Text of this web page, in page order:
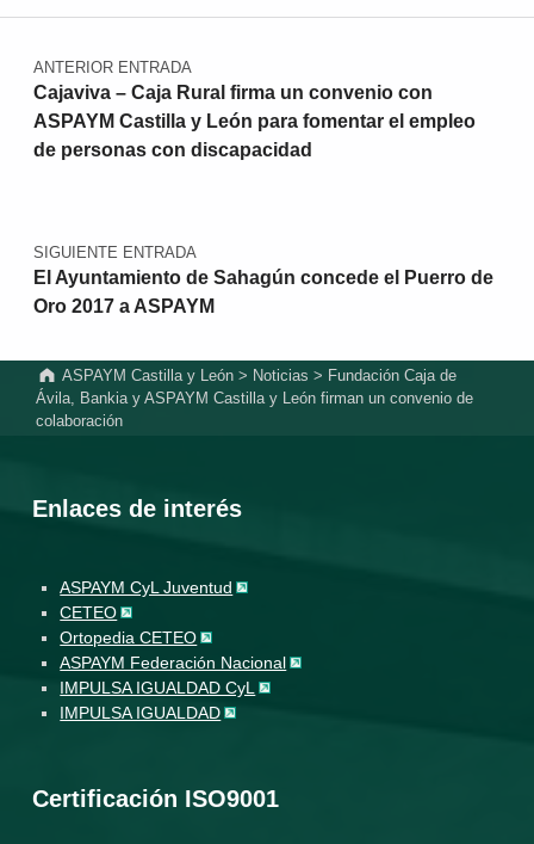
Navegación de entradas
ANTERIOR ENTRADA
Cajaviva – Caja Rural firma un convenio con
ASPAYM Castilla y León para fomentar el empleo
de personas con discapacidad
SIGUIENTE ENTRADA
El Ayuntamiento de Sahagún concede el Puerro de
Oro 2017 a ASPAYM
ASPAYM Castilla y León > Noticias > Fundación Caja de
Ávila, Bankia y ASPAYM Castilla y León firman un convenio de
colaboración
Enlaces de interés
ASPAYM CyL Juventud
CETEO
Ortopedia CETEO
ASPAYM Federación Nacional
IMPULSA IGUALDAD CyL
IMPULSA IGUALDAD
Certificación ISO9001